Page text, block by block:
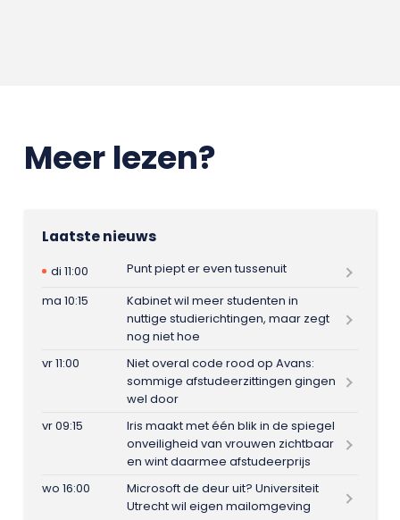
Meer lezen?
Laatste nieuws
di 11:00
Punt piept er even tussenuit
ma 10:15
Kabinet wil meer studenten in
nuttige studierichtingen, maar zegt
nog niet hoe
vr 11:00
Niet overal code rood op Avans:
sommige afstudeerzittingen gingen
wel door
vr 09:15
Iris maakt met één blik in de spiegel
onveiligheid van vrouwen zichtbaar
en wint daarmee afstudeerprijs
wo 16:00
Microsoft de deur uit? Universiteit
Utrecht wil eigen mailomgeving